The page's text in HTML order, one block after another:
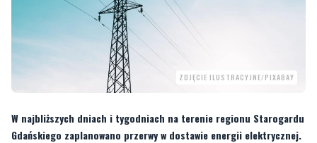
ZDJĘCIE ILUSTRACYJNE/PIXABAY
W najbliższych dniach i tygodniach na terenie regionu Starogardu
Gdańskiego zaplanowano przerwy w dostawie energii elektrycznej.